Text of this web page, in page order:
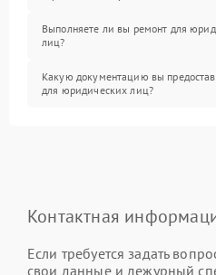
Выполняете ли вы ремонт для
лиц?
Какую документацию вы
для юридических лиц?
Контактная
Если требуется задать
свои данные и дежурный